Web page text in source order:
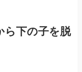
ら下の子を脱